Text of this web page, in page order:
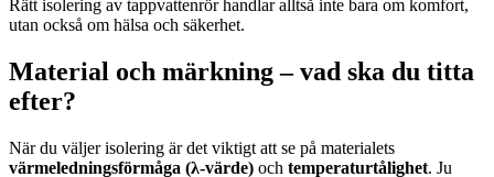
Rätt isolering av tappvattenrör handlar alltså inte bara om komfort,
utan också om hälsa och säkerhet.
Material och märkning – vad ska du titta
efter?
När du väljer isolering är det viktigt att se på materialets
värmeledningsförmåga (λ-värde) och temperaturtålighet. Ju